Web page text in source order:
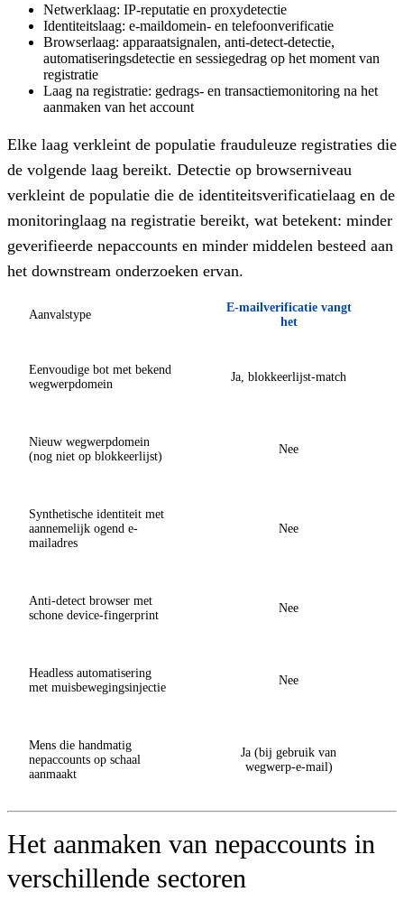
Netwerklaag: IP-reputatie en proxydetectie
Identiteitslaag: e-maildomein- en telefoonverificatie
Browserlaag: apparaatsignalen, anti-detect-detectie,
automatiseringsdetectie en sessiegedrag op het moment van
registratie
Laag na registratie: gedrags- en transactiemonitoring na het
aanmaken van het account
Elke laag verkleint de populatie frauduleuze registraties die
de volgende laag bereikt. Detectie op browserniveau
verkleint de populatie die de identiteitsverificatielaag en de
monitoringlaag na registratie bereikt, wat betekent: minder
geverifieerde nepaccounts en minder middelen besteed aan
het downstream onderzoeken ervan.
Aanvalstype
E-mailverificatie vangt
het
Eenvoudige bot met bekend
wegwerpdomein
Ja, blokkeerlijst-match
Nieuw wegwerpdomein
(nog niet op blokkeerlijst)
Nee
Synthetische identiteit met
aannemelijk ogend e-
mailadres
Nee
Anti-detect browser met
schone device-fingerprint
Nee
Headless automatisering
met muisbewegingsinjectie
Nee
Mens die handmatig
nepaccounts op schaal
aanmaakt
Ja (bij gebruik van
wegwerp-e-mail)
Het aanmaken van nepaccounts in
verschillende sectoren